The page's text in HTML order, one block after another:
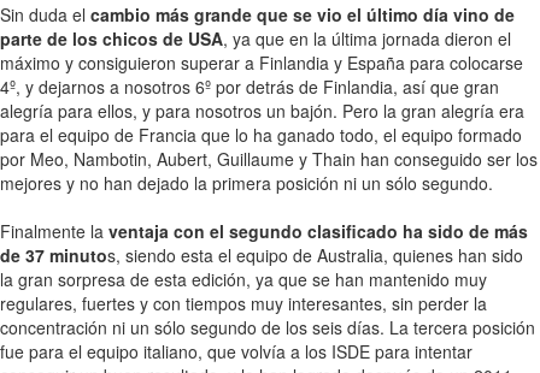
Sin duda el cambio más grande que se vio el último día vino de
parte de los chicos de USA, ya que en la última jornada dieron el
máximo y consiguieron superar a Finlandia y España para colocarse
4º, y dejarnos a nosotros 6º por detrás de Finlandia, así que gran
alegría para ellos, y para nosotros un bajón. Pero la gran alegría era
para el equipo de Francia que lo ha ganado todo, el equipo formado
por Meo, Nambotin, Aubert, Guillaume y Thain han conseguido ser los
mejores y no han dejado la primera posición ni un sólo segundo.
Finalmente la ventaja con el segundo clasificado ha sido de más
de 37 minutos, siendo esta el equipo de Australia, quienes han sido
la gran sorpresa de esta edición, ya que se han mantenido muy
regulares, fuertes y con tiempos muy interesantes, sin perder la
concentración ni un sólo segundo de los seis días. La tercera posición
fue para el equipo italiano, que volvía a los ISDE para intentar